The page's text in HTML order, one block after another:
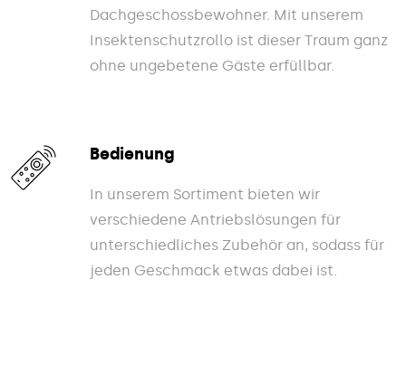
Dachgeschossbewohner. Mit unserem
Insektenschutzrollo ist dieser Traum ganz
ohne ungebetene Gäste erfüllbar.
Bedienung
In unserem Sortiment bieten wir
verschiedene Antriebslösungen für
unterschiedliches Zubehör an, sodass für
jeden Geschmack etwas dabei ist.